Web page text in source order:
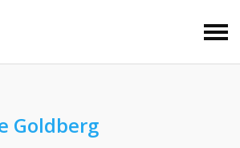
Goldberg